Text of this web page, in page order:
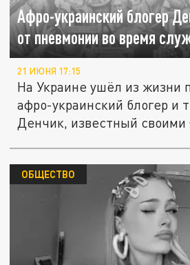
Афро-украинский блогер
от пневмонии во время
21 ИЮНЯ 17:15
На Украине ушёл из жизни
афро-украинский блогер и
Денчик, известный своими
ОБЩЕСТВО